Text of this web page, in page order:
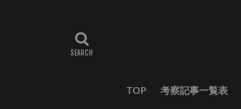
TOP 考察記事一覧表